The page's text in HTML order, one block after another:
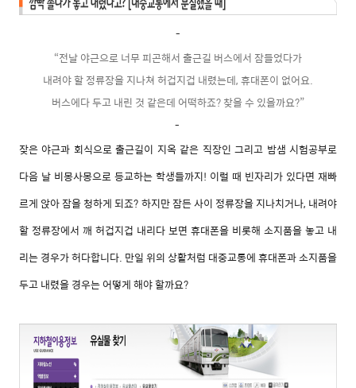
-
“전날 야근으로 너무 피곤해서 출근길 버스에서 잠들었다가
내려야 할 정류장을 지나쳐 허겁지겁 내렸는데, 휴대폰이 없어요.
버스에다 두고 내린 것 같은데 어떡하죠? 찾을 수 있을까요?”
-
잦은 야근과 회식으로 출근길이 지옥 같은 직장인 그리고 밤샘 시험공부로
다음 날 비몽사몽으로 등교하는 학생들까지! 이럴 때 빈자리가 있다면 재빠
르게 앉아 잠을 청하게 되죠? 하지만 잠든 사이 정류장을 지나치거나, 내려야
할 정류장에서 깨 허겁지겁 내리다 보면 휴대폰을 비롯해 소지품을 놓고 내
리는 경우가 허다합니다. 만일 위의 상활처럼 대중교통에 휴대폰과 소지품을
두고 내렸을 경우는 어떻게 해야 할까요?